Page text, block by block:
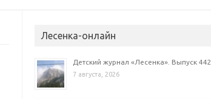
Лесенка-онлайн
Детский журнал «Лесенка». Выпуск 442.
7 августа, 2026